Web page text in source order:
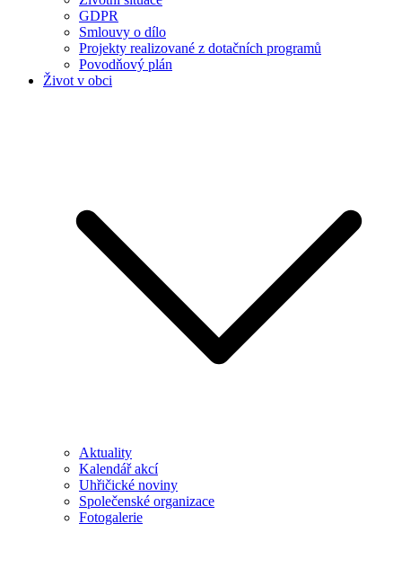
GDPR
Smlouvy o dílo
Projekty realizované z dotačních programů
Povodňový plán
Život v obci
Aktuality
Kalendář akcí
Uhřičické noviny
Společenské organizace
Fotogalerie